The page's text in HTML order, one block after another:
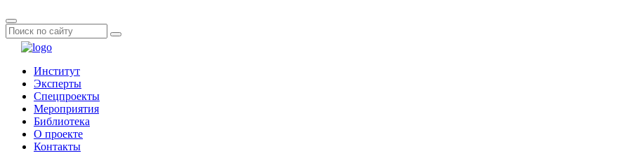
Институт
Эксперты
Спецпроекты
Мероприятия
Библиотека
О проекте
Контакты